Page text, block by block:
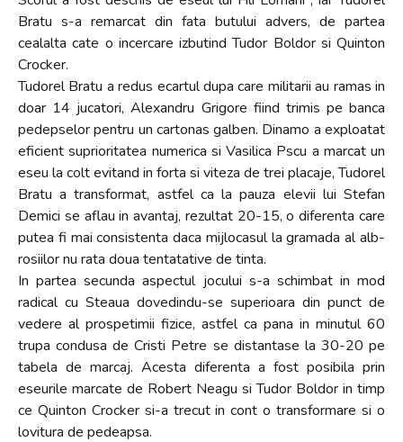
Bratu s-a remarcat din fata butului advers, de partea
cealalta cate o incercare izbutind Tudor Boldor si Quinton
Crocker.
Tudorel Bratu a redus ecartul dupa care militarii au ramas in
doar 14 jucatori, Alexandru Grigore fiind trimis pe banca
pedepselor pentru un cartonas galben. Dinamo a exploatat
eficient suprioritatea numerica si Vasilica Pscu a marcat un
eseu la colt evitand in forta si viteza de trei placaje, Tudorel
Bratu a transformat, astfel ca la pauza elevii lui Stefan
Demici se aflau in avantaj, rezultat 20-15, o diferenta care
putea fi mai consistenta daca mijlocasul la gramada al alb-
rosiilor nu rata doua tentatative de tinta.
In partea secunda aspectul jocului s-a schimbat in mod
radical cu Steaua dovedindu-se superioara din punct de
vedere al prospetimii fizice, astfel ca pana in minutul 60
trupa condusa de Cristi Petre se distantase la 30-20 pe
tabela de marcaj. Acesta diferenta a fost posibila prin
eseurile marcate de Robert Neagu si Tudor Boldor in timp
ce Quinton Crocker si-a trecut in cont o transformare si o
lovitura de pedeapsa.